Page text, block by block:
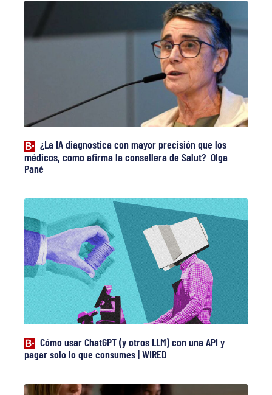
¿La IA diagnostica con mayor precisión que los
médicos, como afirma la consellera de Salut? Olga
Pané
Cómo usar ChatGPT (y otros LLM) con una API y
pagar solo lo que consumes | WIRED